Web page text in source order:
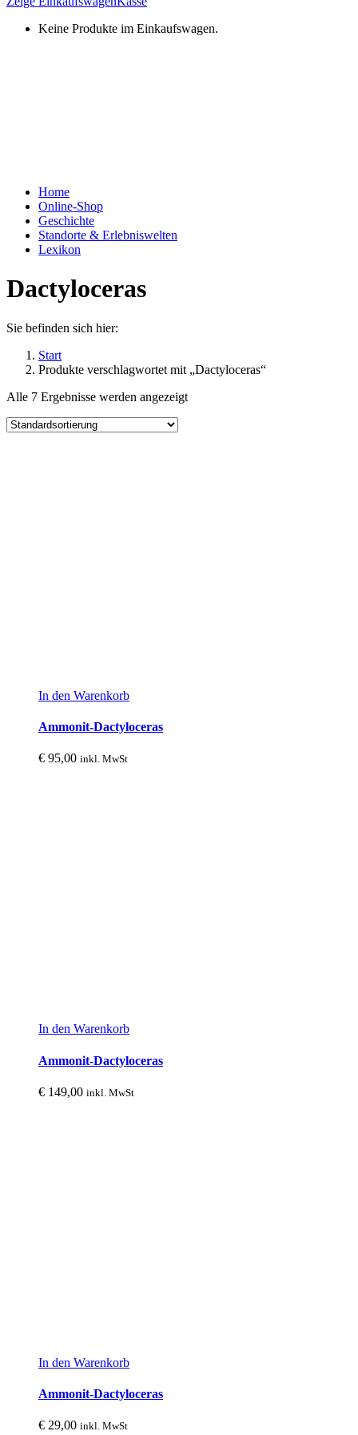
Keine Produkte im Einkaufswagen.
Home
Online-Shop
Geschichte
Standorte & Erlebniswelten
Lexikon
Dactyloceras
Sie befinden sich hier:
Start
Produkte verschlagwortet mit „Dactyloceras“
Alle 7 Ergebnisse werden angezeigt
In den Warenkorb
Ammonit-Dactyloceras
€ 95,00 inkl. MwSt
In den Warenkorb
Ammonit-Dactyloceras
€ 149,00 inkl. MwSt
In den Warenkorb
Ammonit-Dactyloceras
€ 29,00 inkl. MwSt